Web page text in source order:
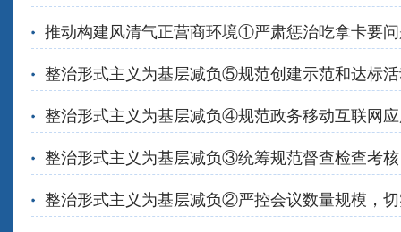
推动构建风清气正营商环境①严肃惩治吃拿卡要
整治形式主义为基层减负⑤规范创建示范和达标
整治形式主义为基层减负④规范政务移动互联网
整治形式主义为基层减负③统筹规范督查检查考核
整治形式主义为基层减负②严控会议数量规模，